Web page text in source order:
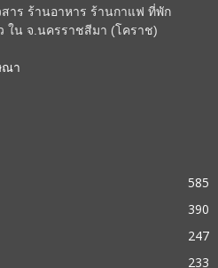
าร ร้านอาหาร ร้านกาแฟ ที่พัก
ใน จ.นครราชสีมา (โคราช)
ณา
585
390
247
233